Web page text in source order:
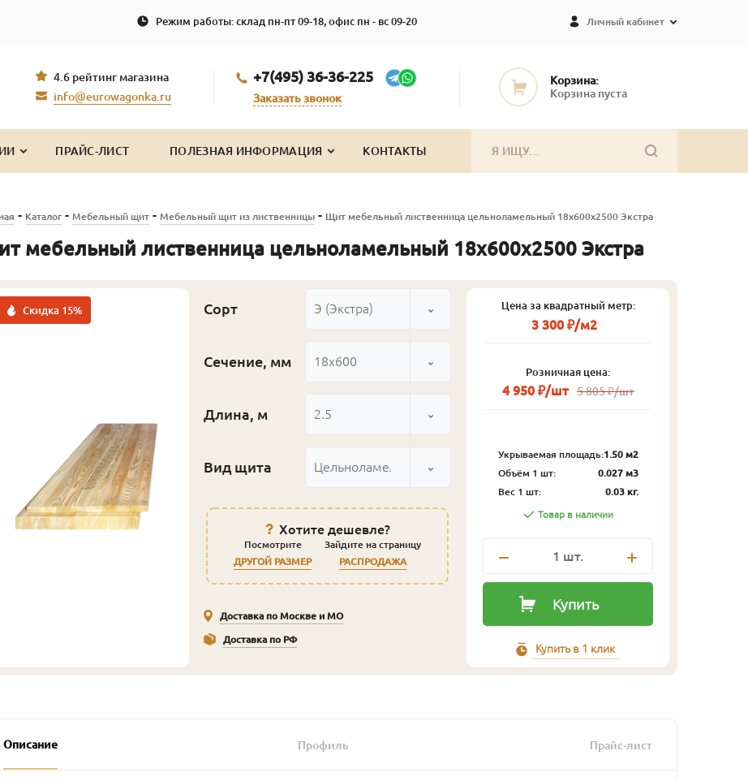
Режим работы: склад пн-пт 09-18, офис пн - вс 09-20 Личный кабинет
4.6 рейтинг магазина
info@eurowagonka.ru
+7(495) 36-36-225
Заказать звонок
Корзина:
Корзина пуста
ПРАЙС-ЛИСТ ПОЛЕЗНАЯ ИНФОРМАЦИЯ КОНТАКТЫ
- Каталог- Мебельный щит- Мебельный щит из лиственницы- Щит мебельный лиственница цельноламельный 18х600х2500 Экстра
мебельный лиственница цельноламельный 18х600х2500 Экстра
Скидка 15% Сорт Э (Экстра)
Сечение, мм 18x600
Длина, м 2.5
Вид щита Цельноламельный
Хотите дешевле?
Посмотрите
ДРУГОЙ РАЗМЕР
Зайдите на страницу
РАСПРОДАЖА
Доставка по Москве и МО
Доставка по РФ
Цена за квадратный метр:
3 300 ₽/м2
Розничная цена:
4 950 ₽/шт 5 805 ₽/шт
Укрываемая площадь:1.50 м2
Объём 1 шт:
0.027 м3
Вес 1 шт:
0.03 кг.
Товар в наличии
1 шт.
Купить
Купить в 1 клик
Описание Профиль Прайс-лист